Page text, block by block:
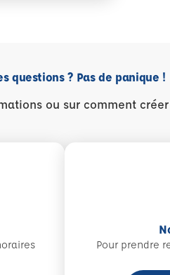
questions ? Pas de panique !
ou sur comment
Pour prendre